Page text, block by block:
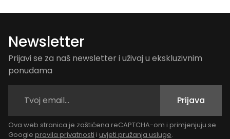
Newsletter
Prijavi se za naš newsletter i uživaj u ekskluzivnim
ponudama
Prijava
Ova web stranica je zaštićena reCAPTCHA-om i primjenjuju se
Google pravila privatnosti i uvjeti pružanja usluge.